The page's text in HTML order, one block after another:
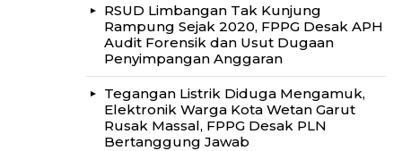
RSUD Limbangan Tak Kunjung
Rampung Sejak 2020, FPPG Desak APH
Audit Forensik dan Usut Dugaan
Penyimpangan Anggaran
Tegangan Listrik Diduga Mengamuk,
Elektronik Warga Kota Wetan Garut
Rusak Massal, FPPG Desak PLN
Bertanggung Jawab